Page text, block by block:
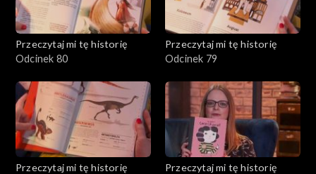
Przeczytaj mi tę historię
Odcinek 80
Przeczytaj mi tę historię
Odcinek 79
Przeczytaj mi tę historię
Przeczytaj mi tę historię